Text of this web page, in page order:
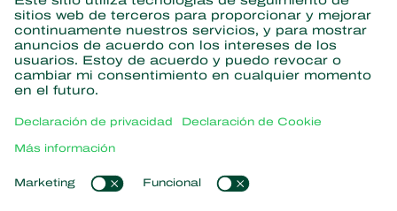
Suscríbase aquí
Partners with Nature
Avispas parásitas
Nematodos beneficiosos
Microorganismos beneficiosos
Acerca de Koppert
Novedades e información
Enlaces populares